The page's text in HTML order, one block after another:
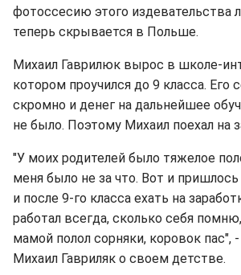
фотоссесию этого издевательства
теперь скрывается в Польше.
Михаил Гаврилюк вырос в школе-
котором проучился до 9 класса. Его
скромно и денег на дальнейшее
не было. Поэтому Михаил поехал на
"У моих родителей было тяжелое
меня было не за что. Вот и пришлось
и после 9-го класса ехать на
работал всегда, сколько себя
мамой полол сорняки, коровок пас",
Михаил Гавриляк о своем детстве.